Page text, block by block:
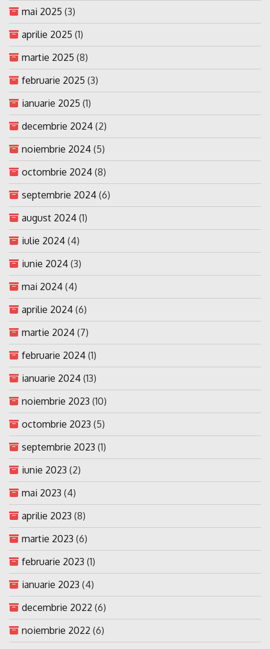
mai 2025 (3)
aprilie 2025 (1)
martie 2025 (8)
februarie 2025 (3)
ianuarie 2025 (1)
decembrie 2024 (2)
noiembrie 2024 (5)
octombrie 2024 (8)
septembrie 2024 (6)
august 2024 (1)
iulie 2024 (4)
iunie 2024 (3)
mai 2024 (4)
aprilie 2024 (6)
martie 2024 (7)
februarie 2024 (1)
ianuarie 2024 (13)
noiembrie 2023 (10)
octombrie 2023 (5)
septembrie 2023 (1)
iunie 2023 (2)
mai 2023 (4)
aprilie 2023 (8)
martie 2023 (6)
februarie 2023 (1)
ianuarie 2023 (4)
decembrie 2022 (6)
noiembrie 2022 (6)